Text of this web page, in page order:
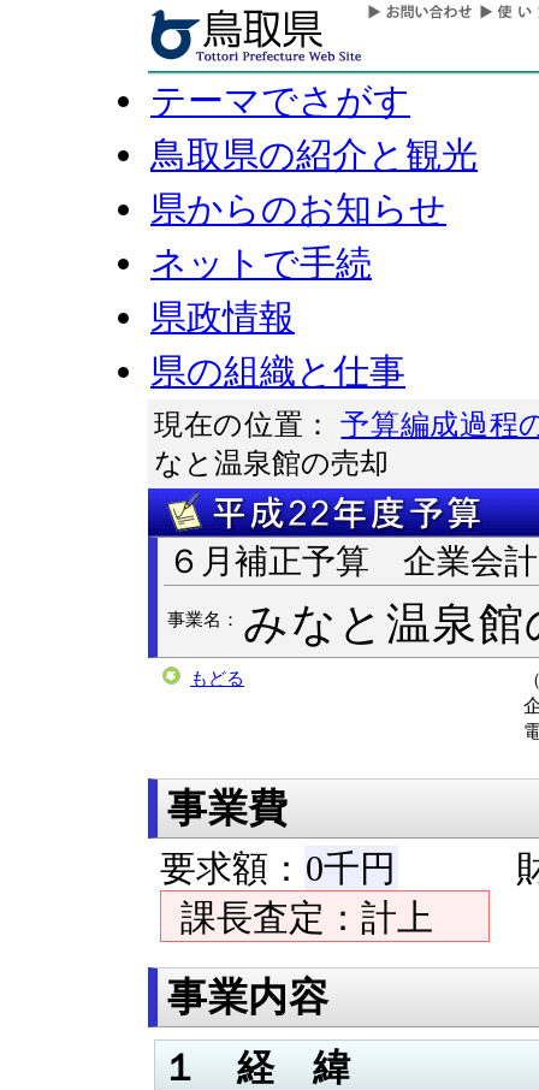
テーマでさがす
鳥取県の紹介と観光
県からのお知らせ
ネットで手続
県政情報
県の組織と仕事
現在の位置：予算編成過程
なと温泉館の売却
６月補正予算 企業
事業名： みなと温泉館
もどる
事業費
要求額： 0千円
財
課長査定：計上
事業内容
１ 経 緯